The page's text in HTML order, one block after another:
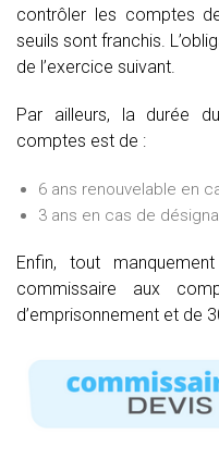
contrôler les comptes
seuils sont franchis.
de l’exercice suivant.
Par ailleurs, la durée
comptes est de :
6 ans renouvelable en
3 ans en cas de
Enfin, tout
commissaire aux
d’emprisonnement et de